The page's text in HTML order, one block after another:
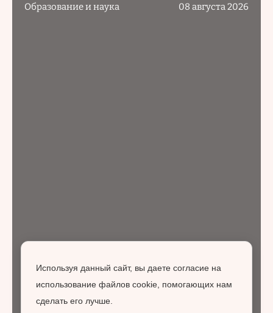
Образование и наука 08 августа 2026
Используя данный сайт, вы даете согласие на
использование файлов cookie, помогающих нам
сделать его лучше.